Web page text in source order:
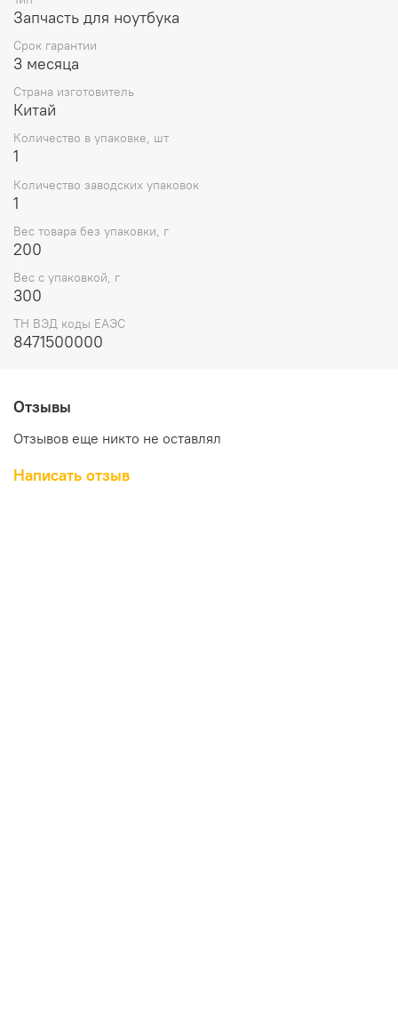
вашего ноутбука.
Комплектация и вес
В комплект поставки материнской платы входит только
сама плата, без дополнительных аксессуаров. Вес
ее легкой и удобной для транспортировки и установки.
Выбирая материнскую плату для ноутбука Lenovo
ideapad 330S-15IKB 81F5 Intel core I3-7020U WIN UMA
4G (5B20S71209), вы получаете качественный и
надежный продукт от известного производителя
Lenovo, который обеспечит стабильную работу вашего
Запчасть для ноутбука
Срок гарантии
3 месяца
Страна изготовитель
Китай
Количество в упаковке, шт
1
Количество заводских упаковок
1
Вес товара без упаковки, г
200
Вес с упаковкой, г
300
ТН ВЭД коды ЕАЭС
8471500000
Отзывы
Отзывов еще никто не оставлял
Написать отзыв